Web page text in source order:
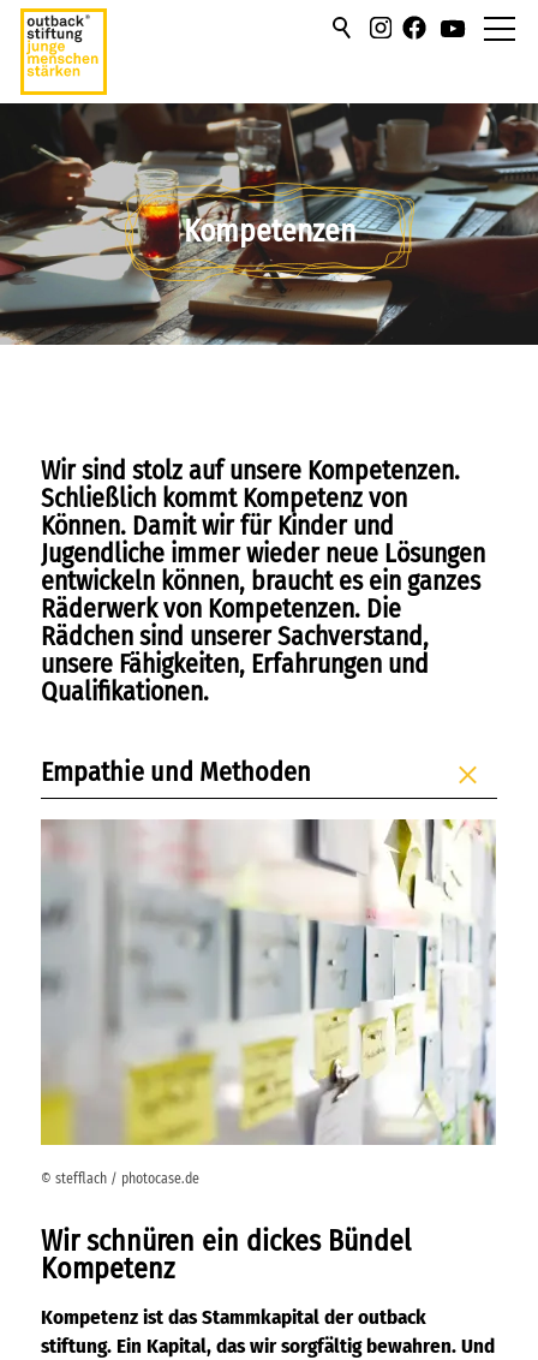
über uns
hilfen/leistung
Stationär
Ambulant
Kompetenzen
Ressourcencheck
campus
sportmentoring
aktuell
karriere
kontakt
freie kapazitäten
FAIRMILIE
initiativbewerbung
Kompetenzen
Wir sind stolz auf unsere Kompetenzen.
Schließlich kommt Kompetenz von
Können. Damit wir für Kinder und
Jugendliche immer wieder neue Lösungen
entwickeln können, braucht es ein ganzes
Räderwerk von Kompetenzen. Die
Rädchen sind unserer Sachverstand,
unsere Fähigkeiten, Erfahrungen und
Qualifikationen.
Empathie und Methoden
© stefflach / photocase.de
Wir schnüren ein dickes Bündel
Kompetenz
Kompetenz ist das Stammkapital der outback
stiftung. Ein Kapital, das wir sorgfältig bewahren. Und